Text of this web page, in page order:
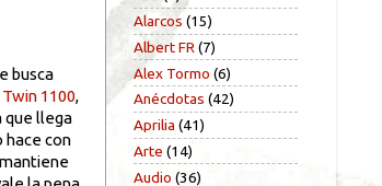
busca
1100,
que llega
hace con
Alarcos (15)
Albert FR (7)
Alex Tormo (6)
Anécdotas (42)
Aprilia (41)
Arte (14)
Audio (36)